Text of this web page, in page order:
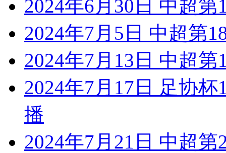
2024年6月30日 中超
2024年7月5日 中超第
2024年7月13日 中超
2024年7月17日 足协
播
2024年7月21日 中超